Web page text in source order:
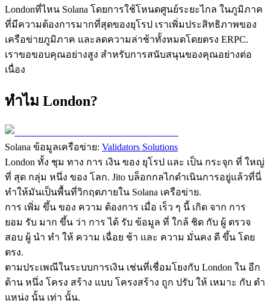
Londonที่ไหน Solana โดยการใช้โหนดศูนย์ระยะไกล ในภูมิภาค
ที่มีความต้องการมากที่สุดของยุโรป เราเพิ่มประสิทธิภาพของ
เครือข่ายภูมิภาค และลดความล่าช้าทั้งหมดโดยตรง ERPC.
เราขอขอบคุณอย่างสูง สําหรับการสนับสนุนของคุณอย่างต่อ
เนื่อง
ทําไม London?
Solana ข้อมูลเครือข่าย: Validators Solutions
London ทั้ง ชุม ทาง การ เงิน ของ ยุโรป และ เป็น กระจุก ที่ ใหญ่
ที่ สุด กลุ่ม หนึ่ง ของ โลก. Jito บล็อกกลไกดําเนินการอยู่แล้วที่นี่
ทําให้มันเป็นพื้นที่วิกฤตภายใน Solana เครือข่าย.
การ เพิ่ม ขึ้น ของ ความ ต้องการ เมื่อ เร็ว ๆ นี้ เกิด จาก การ
ยอม รับ มาก ขึ้น ว่า การ ได้ รับ ข้อมูล ที่ ใกล้ ชิด กับ ผู้ ตรวจ
สอบ ผู้ นํา ทํา ให้ ความ เฉื่อย ช้า และ ความ มั่นคง ดี ขึ้น โดย
ตรง.
ตามประเพณีในระบบการเงิน เช่นที่เชื่อมโยงกับ London ใน อีก
ด้าน หนึ่ง โครง สร้าง แบบ โครงสร้าง ถูก ปรับ ให้ เหมาะ กับ ตํา
แหน่ง นั้น เท่า นั้น.